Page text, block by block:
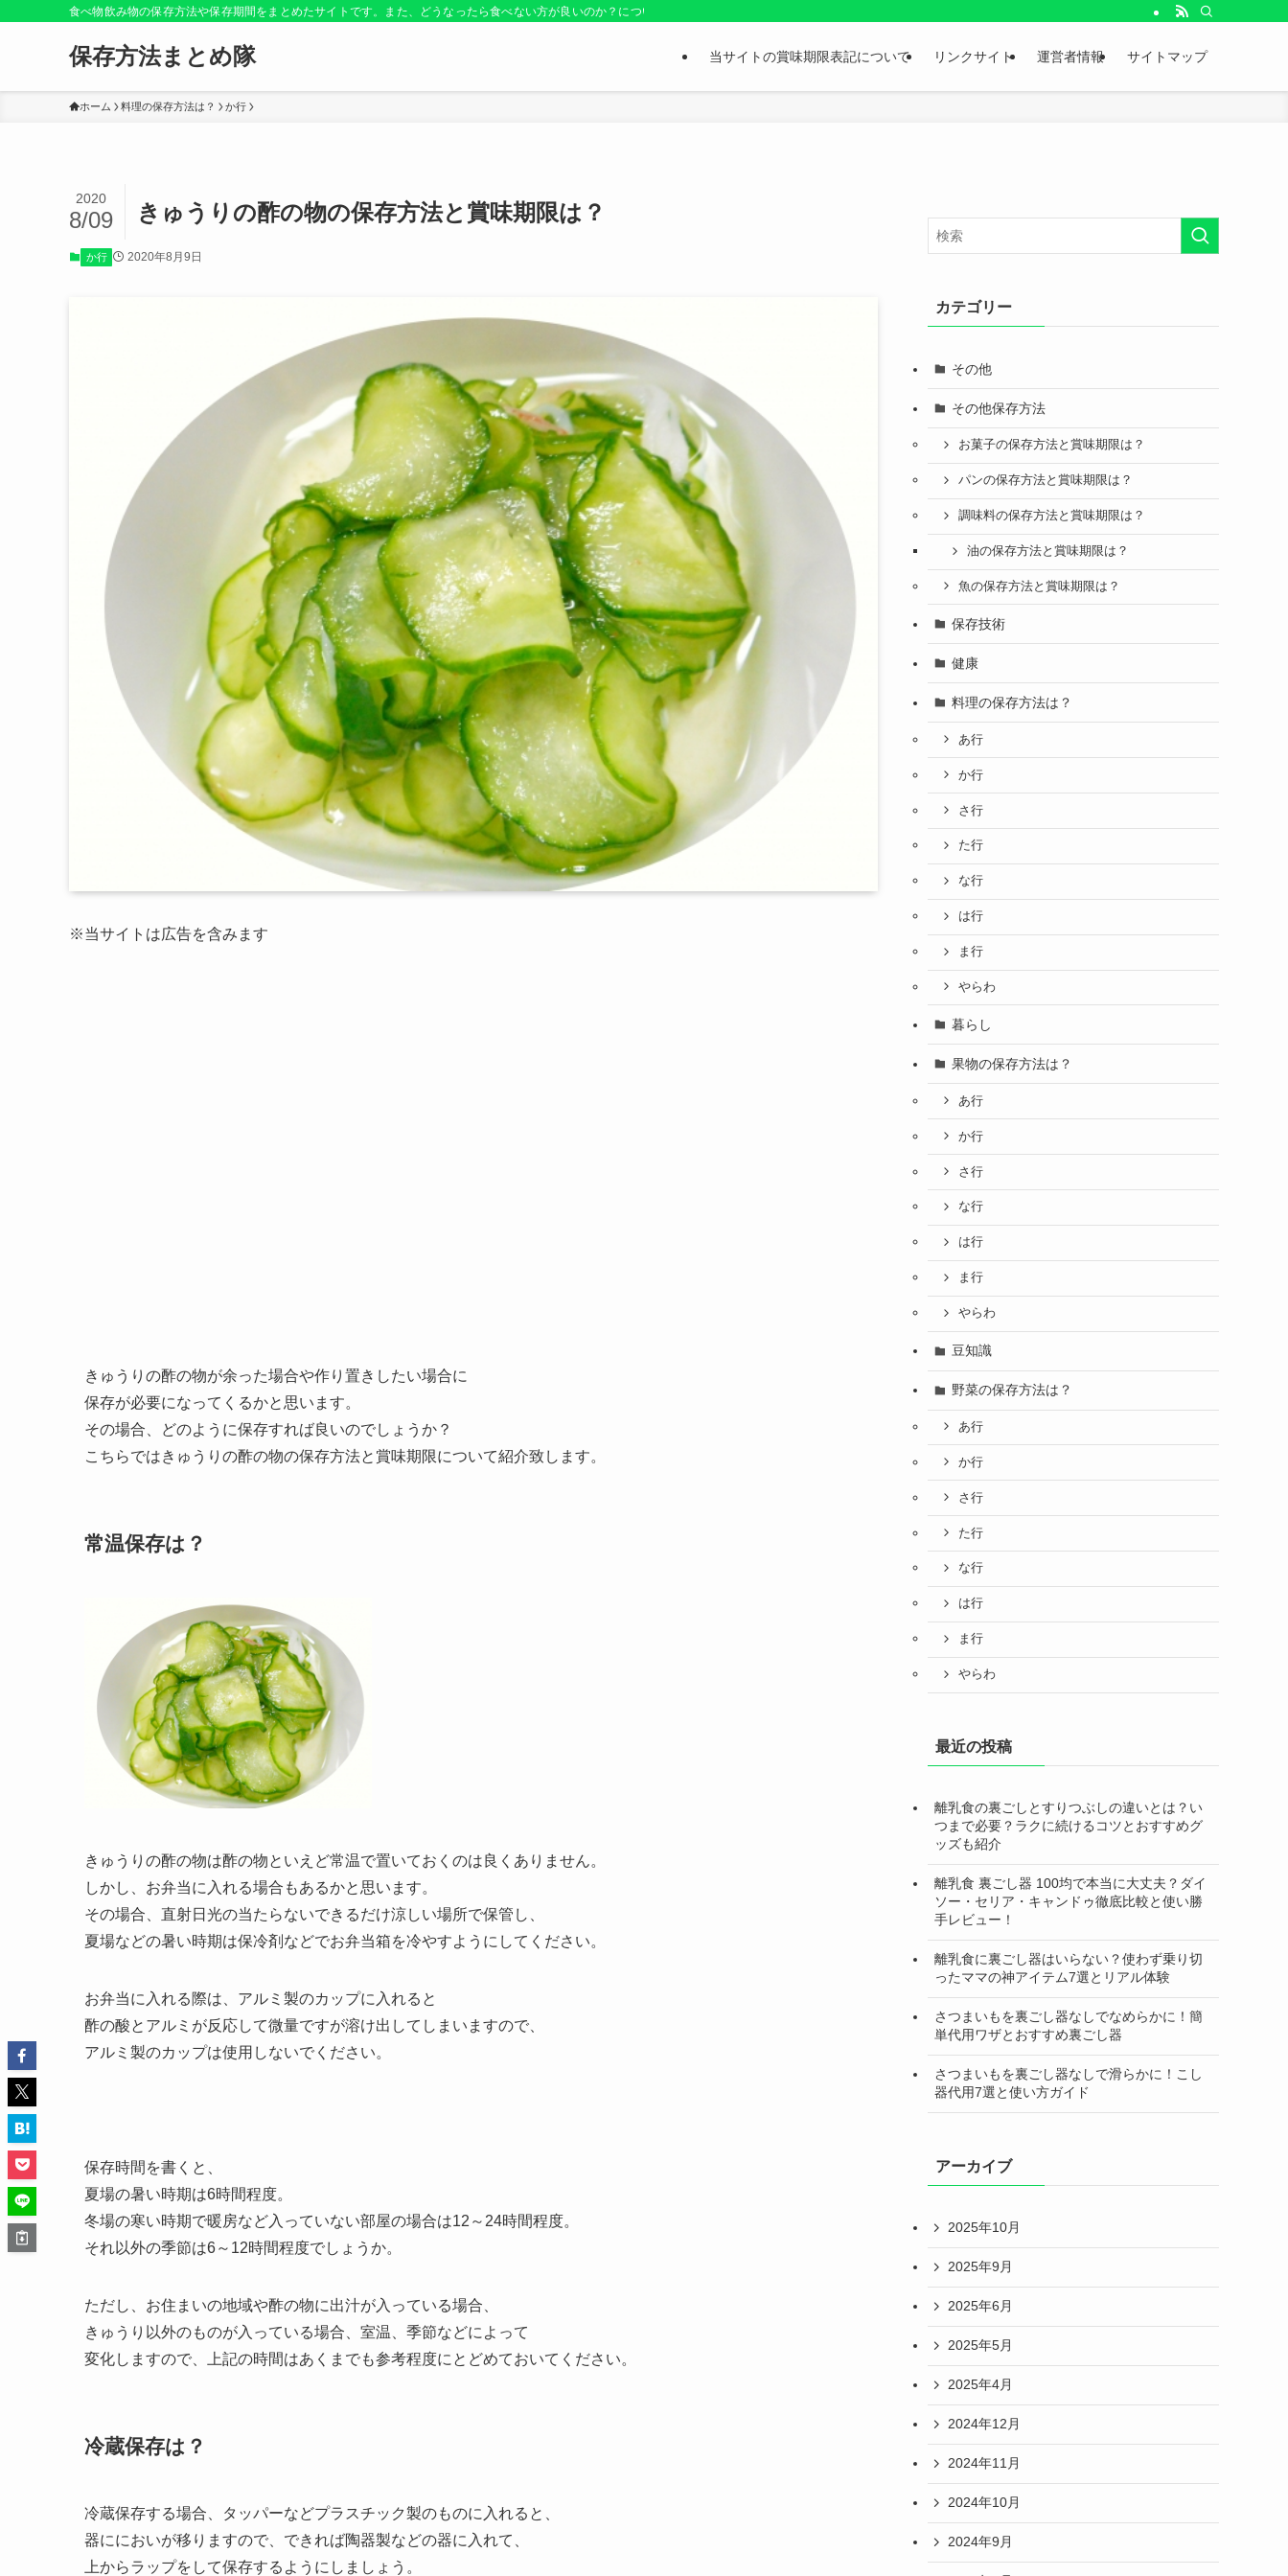
食べ物飲み物の保存方法や保存期間をまとめたサイトです。また、どうなったら食べない方が良いのか？についても紹介しているお役立ちサイトです。
保存方法まとめ隊 当サイトの賞味期限表記について リンクサイト 運営者情報 サイトマップ
ホーム 料理の保存方法は？ か行
きゅうりの酢の物の保存方法と賞味期限は？
2020
8/09
か行 2020年8月9日
※当サイトは広告を含みます
きゅうりの酢の物が余った場合や作り置きしたい場合に
保存が必要になってくるかと思います。
その場合、どのように保存すれば良いのでしょうか？
こちらではきゅうりの酢の物の保存方法と賞味期限について紹介致します。
常温保存は？
きゅうりの酢の物は酢の物といえど常温で置いておくのは良くありません。
しかし、お弁当に入れる場合もあるかと思います。
その場合、直射日光の当たらないできるだけ涼しい場所で保管し、
夏場などの暑い時期は保冷剤などでお弁当箱を冷やすようにしてください。
お弁当に入れる際は、アルミ製のカップに入れると
酢の酸とアルミが反応して微量ですが溶け出してしまいますので、
アルミ製のカップは使用しないでください。
保存時間を書くと、
夏場の暑い時期は6時間程度。
冬場の寒い時期で暖房など入っていない部屋の場合は12～24時間程度。
それ以外の季節は6～12時間程度でしょうか。
ただし、お住まいの地域や酢の物に出汁が入っている場合、
きゅうり以外のものが入っている場合、室温、季節などによって
変化しますので、上記の時間はあくまでも参考程度にとどめておいてください。
冷蔵保存は？
冷蔵保存する場合、タッパーなどプラスチック製のものに入れると、
器ににおいが移りますので、できれば陶器製などの器に入れて、
上からラップをして保存するようにしましょう。
カテゴリー
その他
その他保存方法
お菓子の保存方法と賞味期限は？
パンの保存方法と賞味期限は？
調味料の保存方法と賞味期限は？
油の保存方法と賞味期限は？
魚の保存方法と賞味期限は？
保存技術
健康
料理の保存方法は？
あ行
か行
さ行
た行
な行
は行
ま行
やらわ
暮らし
果物の保存方法は？
あ行
か行
さ行
な行
は行
ま行
やらわ
豆知識
野菜の保存方法は？
あ行
か行
さ行
た行
な行
は行
ま行
やらわ
最近の投稿
離乳食の裏ごしとすりつぶしの違いとは？い
つまで必要？ラクに続けるコツとおすすめグ
ッズも紹介
離乳食 裏ごし器 100均で本当に大丈夫？ダイ
ソー・セリア・キャンドゥ徹底比較と使い勝
手レビュー！
離乳食に裏ごし器はいらない？使わず乗り切
ったママの神アイテム7選とリアル体験
さつまいもを裏ごし器なしでなめらかに！簡
単代用ワザとおすすめ裏ごし器
さつまいもを裏ごし器なしで滑らかに！こし
器代用7選と使い方ガイド
アーカイブ
2025年10月
2025年9月
2025年6月
2025年5月
2025年4月
2024年12月
2024年11月
2024年10月
2024年9月